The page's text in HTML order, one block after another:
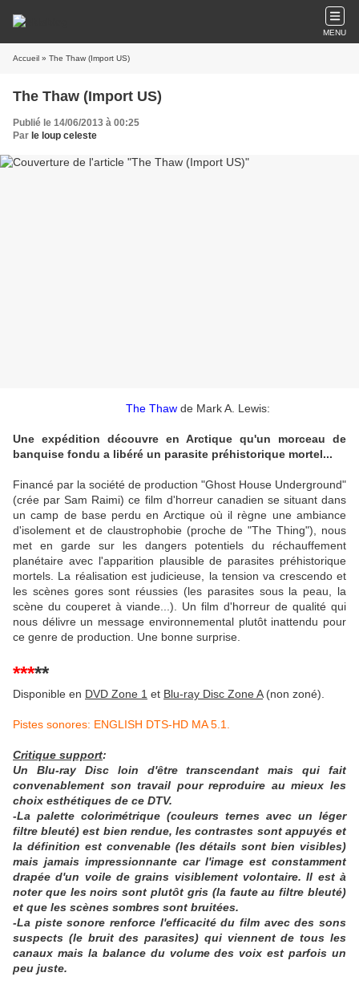
MENU
Accueil » The Thaw (Import US)
The Thaw (Import US)
Publié le 14/06/2013 à 00:25
Par le loup celeste
The Thaw de Mark A. Lewis:
Une expédition découvre en Arctique qu'un morceau de
banquise fondu a libéré un parasite préhistorique mortel...
Financé par la société de production "Ghost House Underground"
(crée par Sam Raimi) ce film d'horreur canadien se situant dans
un camp de base perdu en Arctique où il règne une ambiance
d'isolement et de claustrophobie (proche de "The Thing"), nous
met en garde sur les dangers potentiels du réchauffement
planétaire avec l'apparition plausible de parasites préhistorique
mortels. La réalisation est judicieuse, la tension va crescendo et
les scènes gores sont réussies (les parasites sous la peau, la
scène du couperet à viande...). Un film d'horreur de qualité qui
nous délivre un message environnemental plutôt inattendu pour
ce genre de production. Une bonne surprise.
*****
Disponible en DVD Zone 1 et Blu-ray Disc Zone A(non zoné).
Pistes sonores: ENGLISH DTS-HD MA 5.1.
Critique support:
Un Blu-ray Disc loin d'être transcendant mais qui fait
convenablement son travail pour reproduire au mieux les
choix esthétiques de ce DTV.
-La palette colorimétrique (couleurs ternes avec un léger
filtre bleuté) est bien rendue, les contrastes sont appuyés et
la définition est convenable (les détails sont bien visibles)
mais jamais impressionnante car l'image est constamment
drapée d'un voile de grains visiblement volontaire. Il est à
noter que les noirs sont plutôt gris (la faute au filtre bleuté)
et que les scènes sombres sont bruitées.
-La piste sonore renforce l'efficacité du film avec des sons
suspects (le bruit des parasites) qui viennent de tous les
canaux mais la balance du volume des voix est parfois un
peu juste.